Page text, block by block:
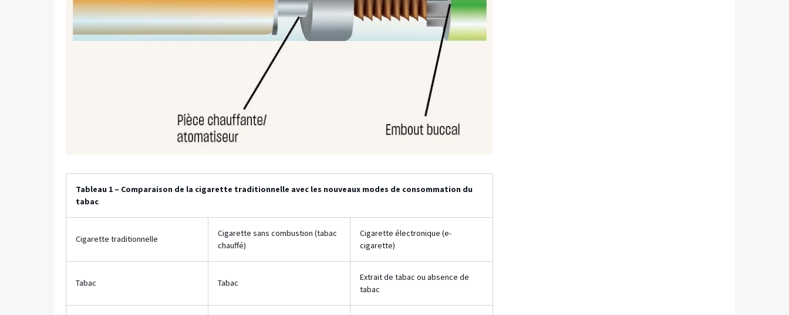
Tableau 1 – Comparaison de la cigarette traditionnelle avec les nouveaux modes de consommation du
tabac
Cigarette traditionnelle
Cigarette sans combustion (tabac
chauffé)
Cigarette électronique (e-
cigarette)
Tabac Tabac
Extrait de tabac ou absence de
tabac